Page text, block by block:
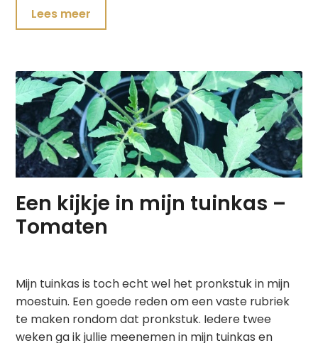
Lees meer
Een kijkje in mijn tuinkas –
Tomaten
Mijn tuinkas is toch echt wel het pronkstuk in mijn
moestuin. Een goede reden om een vaste rubriek
te maken rondom dat pronkstuk. Iedere twee
weken ga ik jullie meenemen in mijn tuinkas en